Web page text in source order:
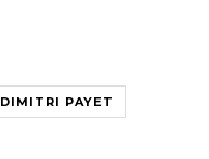
DIMITRI PAYET